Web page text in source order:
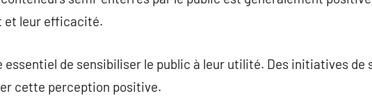
et leur efficacité.
essentiel de sensibiliser le public à leur utilité. Des initiatives de
cette perception positive.